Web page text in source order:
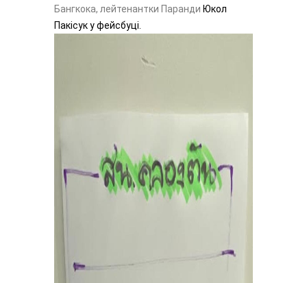
Бангкока, лейтенантки Паранди Юкол
Пакісук у фейсбуці.